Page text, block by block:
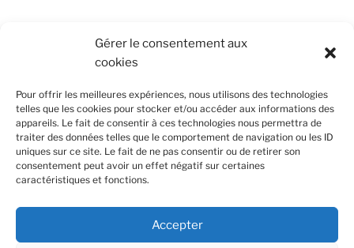
Gérer le consentement aux
cookies
Pour offrir les meilleures expériences, nous utilisons des technologies
telles que les cookies pour stocker et/ou accéder aux informations des
appareils. Le fait de consentir à ces technologies nous permettra de
traiter des données telles que le comportement de navigation ou les ID
uniques sur ce site. Le fait de ne pas consentir ou de retirer son
consentement peut avoir un effet négatif sur certaines
caractéristiques et fonctions.
Accepter
Conditions Générales de Vente
Mentions légales
Politique de cookies (UE)
SUIVEZ-NOUS
FacebookInstagram
expérience de navigation et en se souvenant de vos
visites. En cliquant sur "Accept all", vous acceptez
Confidentialité et cookies : ce site utilise des cookies. En continuant à